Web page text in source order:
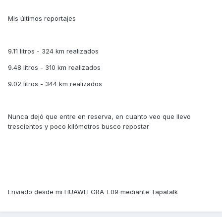
Mis últimos reportajes
9.11 litros - 324 km realizados
9.48 litros - 310 km realizados
9.02 litros - 344 km realizados
Nunca dejó que entre en reserva, en cuanto veo que llevo
trescientos y poco kilómetros busco repostar
Enviado desde mi HUAWEI GRA-L09 mediante Tapatalk